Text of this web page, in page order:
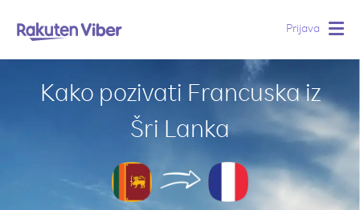
Prijava
Kako pozivati Francuska iz
Šri Lanka